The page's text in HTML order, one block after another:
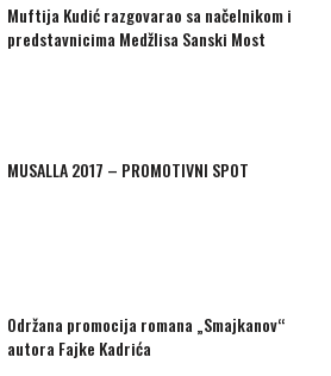
Muftija Kudić razgovarao sa načelnikom i
predstavnicima Medžlisa Sanski Most
MUSALLA 2017 – PROMOTIVNI SPOT
Održana promocija romana „Smajkanov“
autora Fajke Kadrića